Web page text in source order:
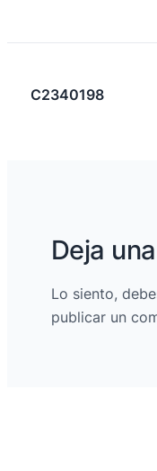
C2340198
Deja
Lo siento,
publicar un